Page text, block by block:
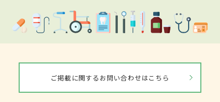
ご掲載に関するお問い合わせはこちら